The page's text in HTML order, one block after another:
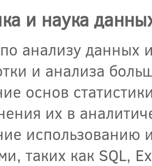
и наука
анализу данных
и анализа
основ
их в
использованию
таких как SQL,